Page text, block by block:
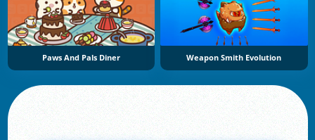
Paws And Pals Diner Weapon Smith Evolution